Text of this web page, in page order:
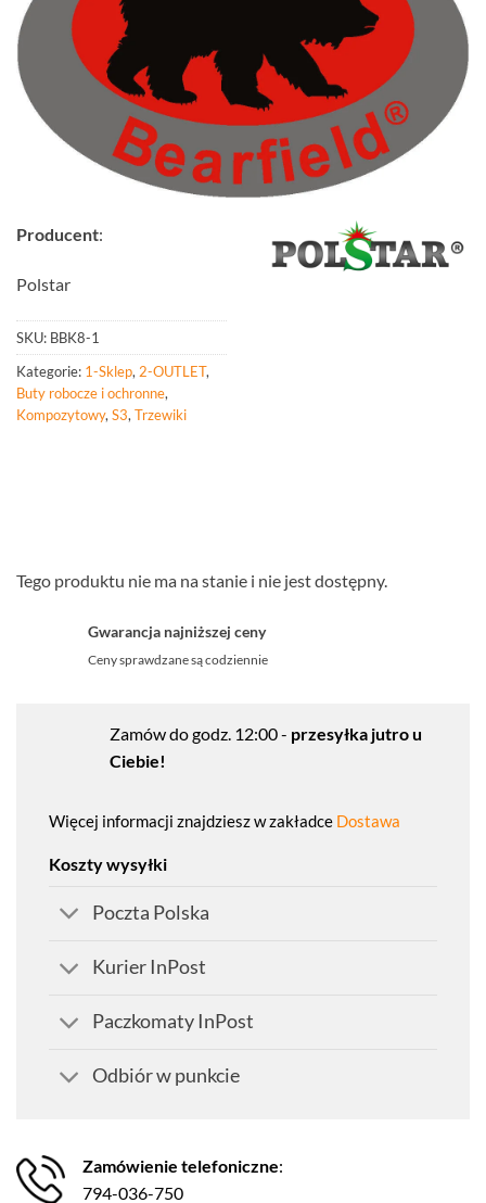
Producent:
Polstar
SKU: BBK8-1
Kategorie: 1-Sklep, 2-OUTLET,
Buty robocze i ochronne,
Kompozytowy, S3, Trzewiki
Tego produktu nie ma na stanie i nie jest dostępny.
Gwarancja najniższej ceny
Ceny sprawdzane są codziennie
Zamów do godz. 12:00 - przesyłka jutro u
Ciebie!
Więcej informacji znajdziesz w zakładce Dostawa
Koszty wysyłki
Poczta Polska
Kurier InPost
Paczkomaty InPost
Odbiór w punkcie
Zamówienie telefoniczne:
794-036-750